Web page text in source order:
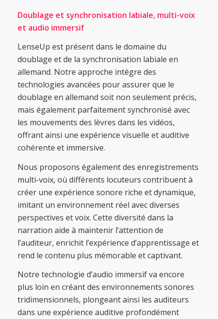
Doublage et synchronisation labiale, multi-voix
et audio immersif
LenseUp est présent dans le domaine du
doublage et de la synchronisation labiale en
allemand. Notre approche intègre des
technologies avancées pour assurer que le
doublage en allemand soit non seulement précis,
mais également parfaitement synchronisé avec
les mouvements des lèvres dans les vidéos,
offrant ainsi une expérience visuelle et auditive
cohérente et immersive.
Nous proposons également des enregistrements
multi-voix, où différents locuteurs contribuent à
créer une expérience sonore riche et dynamique,
imitant un environnement réel avec diverses
perspectives et voix. Cette diversité dans la
narration aide à maintenir l’attention de
l’auditeur, enrichit l’expérience d’apprentissage et
rend le contenu plus mémorable et captivant.
Notre technologie d’audio immersif va encore
plus loin en créant des environnements sonores
tridimensionnels, plongeant ainsi les auditeurs
dans une expérience auditive profondément